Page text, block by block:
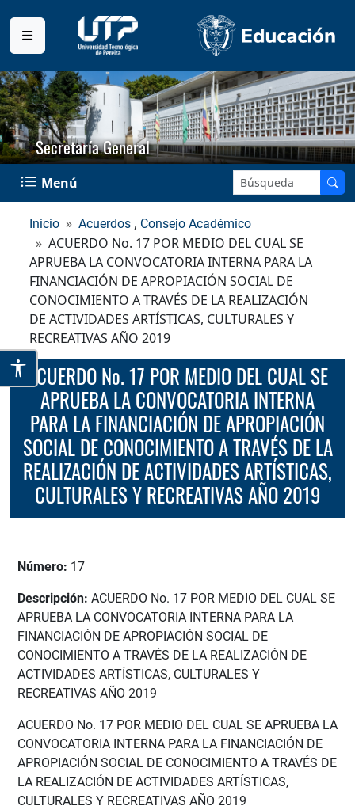
Secretaría General
Menú Buscar en el sitio:
Inicio Acuerdos , Consejo Académico
ACUERDO No. 17 POR MEDIO DEL CUAL SE
APRUEBA LA CONVOCATORIA INTERNA PARA LA
FINANCIACIÓN DE APROPIACIÓN SOCIAL DE
CONOCIMIENTO A TRAVÉS DE LA REALIZACIÓN
DE ACTIVIDADES ARTÍSTICAS, CULTURALES Y
RECREATIVAS AÑO 2019
APRUEBA LA CONVOCATORIA INTERNA
PARA LA FINANCIACIÓN DE APROPIACIÓN
SOCIAL DE CONOCIMIENTO A TRAVÉS DE LA
REALIZACIÓN DE ACTIVIDADES ARTÍSTICAS,
CULTURALES Y RECREATIVAS AÑO 2019
Número: 17
Descripción: ACUERDO No. 17 POR MEDIO DEL CUAL SE
APRUEBA LA CONVOCATORIA INTERNA PARA LA
FINANCIACIÓN DE APROPIACIÓN SOCIAL DE
CONOCIMIENTO A TRAVÉS DE LA REALIZACIÓN DE
ACTIVIDADES ARTÍSTICAS, CULTURALES Y
RECREATIVAS AÑO 2019
ACUERDO No. 17 POR MEDIO DEL CUAL SE APRUEBA LA
CONVOCATORIA INTERNA PARA LA FINANCIACIÓN DE
APROPIACIÓN SOCIAL DE CONOCIMIENTO A TRAVÉS DE
LA REALIZACIÓN DE ACTIVIDADES ARTÍSTICAS,
CULTURALES Y RECREATIVAS AÑO 2019